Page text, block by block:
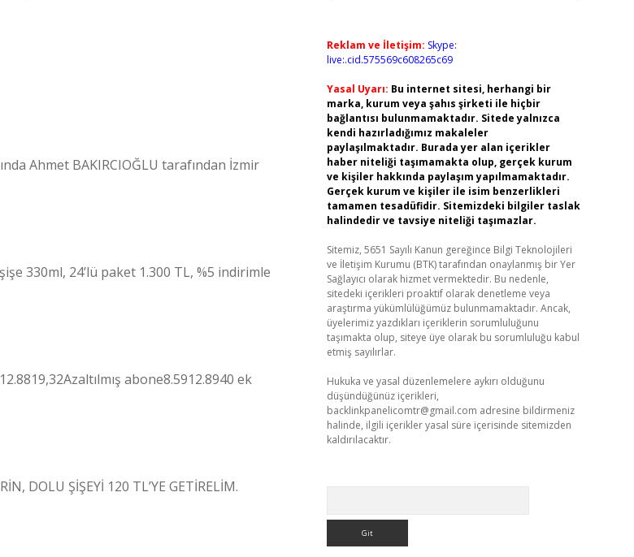
Ahmet BAKIRCIOĞLU tarafından İzmir
330ml, 24’lü paket 1.300 TL, %5 indirimle
abone8.5912.8940 ek
DOLU ŞİŞEYİ 120 TL’YE GETİRELİM.
Reklam ve İletişim: Skype:
live:.cid.575569c608265c69
Yasal Uyarı: Bu internet sitesi, herhangi bir
marka, kurum veya şahıs şirketi ile hiçbir
bağlantısı bulunmamaktadır. Sitede yalnızca
kendi hazırladığımız makaleler
paylaşılmaktadır. Burada yer alan içerikler
haber niteliği taşımamakta olup, gerçek kurum
ve kişiler hakkında paylaşım yapılmamaktadır.
Gerçek kurum ve kişiler ile isim benzerlikleri
tamamen tesadüfidir. Sitemizdeki bilgiler taslak
halindedir ve tavsiye niteliği taşımazlar.
Sitemiz, 5651 Sayılı Kanun gereğince Bilgi Teknolojileri
ve İletişim Kurumu (BTK) tarafından onaylanmış bir Yer
Sağlayıcı olarak hizmet vermektedir. Bu nedenle,
sitedeki içerikleri proaktif olarak denetleme veya
araştırma yükümlülüğümüz bulunmamaktadır. Ancak,
üyelerimiz yazdıkları içeriklerin sorumluluğunu
taşımakta olup, siteye üye olarak bu sorumluluğu kabul
etmiş sayılırlar.
Hukuka ve yasal düzenlemelere aykırı olduğunu
düşündüğünüz içerikleri,
backlinkpanelicomtr@gmail.com adresine bildirmeniz
halinde, ilgili içerikler yasal süre içerisinde sitemizden
kaldırılacaktır.